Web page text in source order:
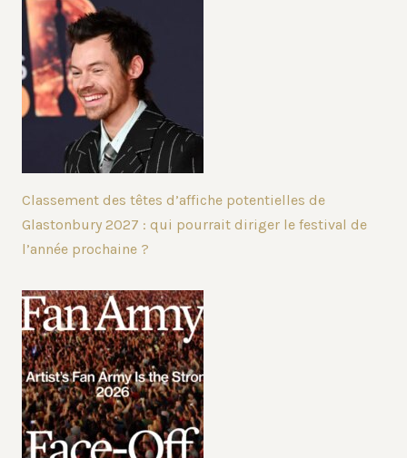
Classement des têtes d’affiche potentielles de
Glastonbury 2027 : qui pourrait diriger le festival de
l’année prochaine ?